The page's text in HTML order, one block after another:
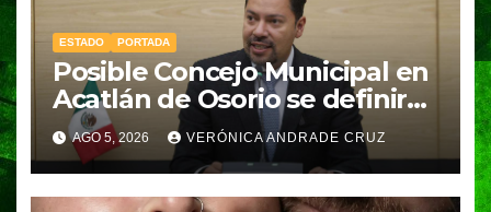
ESTADO PORTADA
Posible Concejo Municipal en
Acatlán de Osorio se definirá
en una semana; Congreso
espera resolución de
Gobernación
AGO 5, 2026 VERÓNICA ANDRADE CRUZ